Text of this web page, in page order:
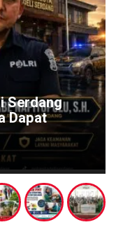
Serdang
Dapat